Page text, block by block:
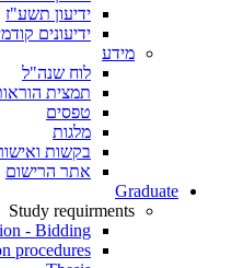
ידיעון תשע"ז
ידיעונים
מידע
לוח שנה"ל
תמצית
טפסים
מלגות
בקשות
אתר הרישום
Graduate
Study requirments
- Bidding
procedures